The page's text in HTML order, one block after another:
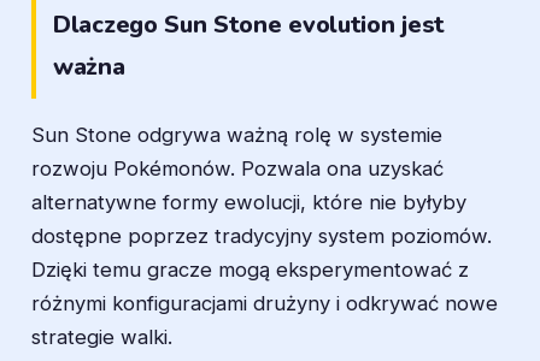
Dlaczego Sun Stone evolution jest
ważna
Sun Stone odgrywa ważną rolę w systemie
rozwoju Pokémonów. Pozwala ona uzyskać
alternatywne formy ewolucji, które nie byłyby
dostępne poprzez tradycyjny system poziomów.
Dzięki temu gracze mogą eksperymentować z
różnymi konfiguracjami drużyny i odkrywać nowe
strategie walki.